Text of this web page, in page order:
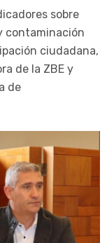
sobre
contaminación
ciudadana,
de la ZBE y
de